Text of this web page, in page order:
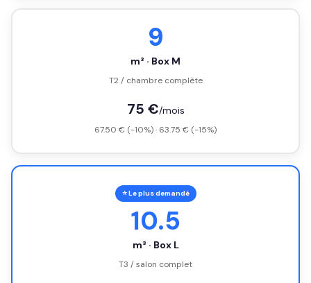
9
m³ · Box M
T2 / chambre complète
75 €/mois
67.50 € (-10%) · 63.75 € (-15%)
⭐ Le plus demandé
10.5
m³ · Box L
T3 / salon complet